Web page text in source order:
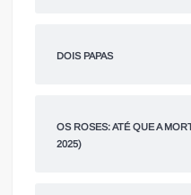
DOIS PAPAS
OS ROSES: ATÉ QUE A
2025)